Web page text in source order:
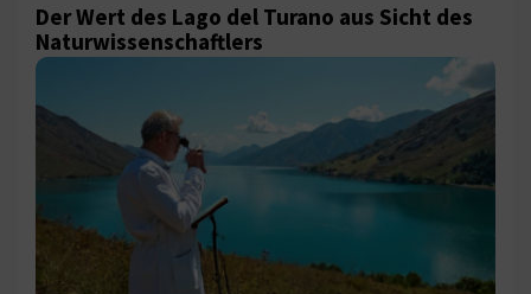
Der Wert des Lago del Turano aus Sicht des
Naturwissenschaftlers